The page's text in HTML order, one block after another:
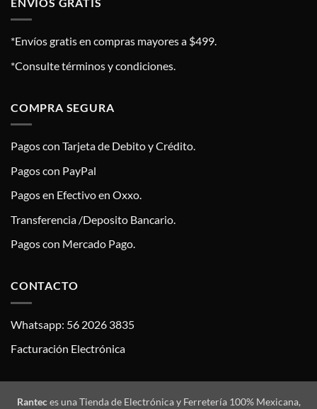
*Envíos gratis en compras mayores a $499.
*Consulte términos y condiciones.
COMPRA SEGURA
Pagos con Tarjeta de Debito y Crédito.
Pagos con PayPal
Pagos en Efectivo en Oxxo.
Transferencia /Deposito Bancario.
Pagos con Mercado Pago.
CONTACTO
Whatsapp: 56 2026 3835
Facturación Electrónica
Ranteces una Tienda de Electrónica y Ferretería 100% Mexicana,